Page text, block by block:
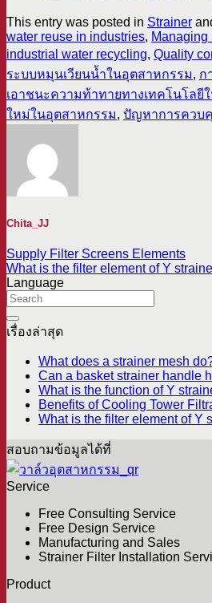
This entry was posted in Strainer
water reuse in industries, Managing
industrial water recycling, Quality
ระบบหมุนเวียนน้ำในอุตสาหกรรม, ก
เอาชนะความท้าทายทางเทคโนโลยี
ใหม่ในอุตสาหกรรม, ปัญหาการควบ
Chita_JJ
Supply Filter Screens Elements
What is the filter element of Y
Language
เรื่องล่าสุด
What does a strainer mesh
Can a basket strainer handle
What is the function of Y
Benefits of Cooling Tower
What is the filter element of Y
สอบถามข้อมูลได้ที่
Service
Free Consulting Service
Free Design Service
Manufacturing and Sales
Strainer Filter Installation
Product